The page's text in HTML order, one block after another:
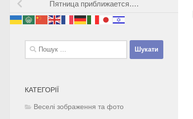
Пятница приближается….
Пошук:
КАТЕГОРІЇ
Веселі зображення та фото